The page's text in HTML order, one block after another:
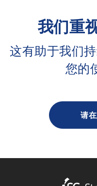
我们重
这有助于我们
您的
请